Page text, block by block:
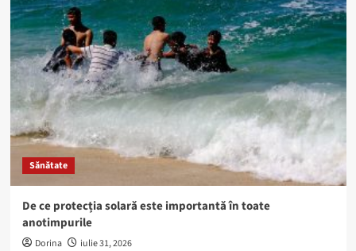
Sănătate
De ce protecția solară este importantă în toate
anotimpurile
Dorina iulie 31, 2026